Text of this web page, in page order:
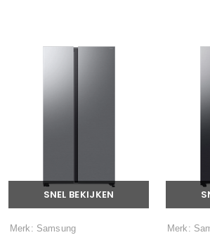
SNEL BEKIJKEN
Merk: Samsung Merk: